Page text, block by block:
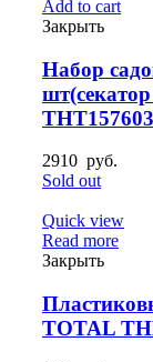
Add to cart
Закрыть
Набор
2910 руб.
Sold out
Quick view
Read more
Закрыть
TOTAL